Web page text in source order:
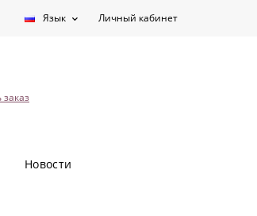
Язык Личный кабинет
Новости